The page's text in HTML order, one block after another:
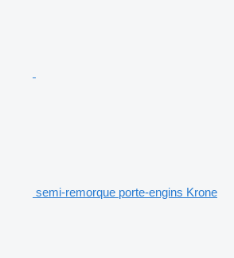
semi-remorque porte-engins Krone